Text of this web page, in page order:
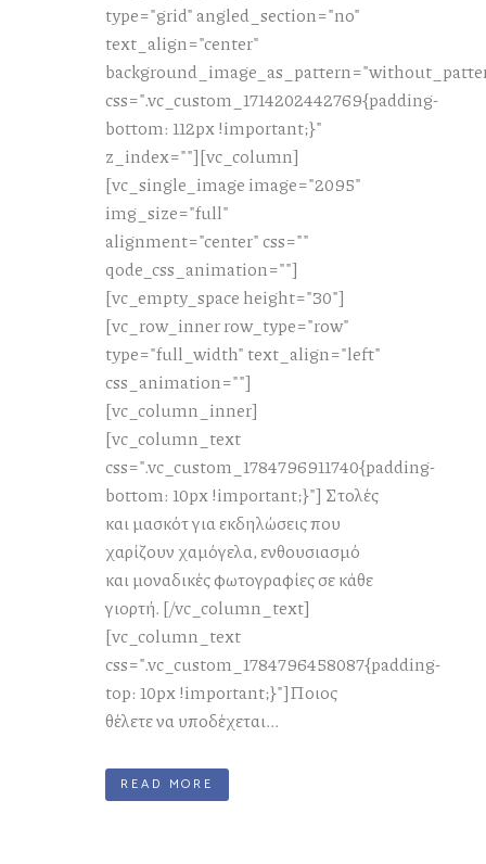
type="grid" angled_section="no"
text_align="center"
css=".vc_custom_1714202442769{padding-
bottom: 112px !important;}"
z_index=""][vc_column]
[vc_single_image image="2095"
img_size="full"
alignment="center" css=""
qode_css_animation=""]
[vc_empty_space height="30"]
[vc_row_inner row_type="row"
type="full_width" text_align="left"
css_animation=""]
[vc_column_inner]
[vc_column_text
css=".vc_custom_1784796911740{padding-
bottom: 10px !important;}"] Στολές
και μασκότ για εκδηλώσεις που
χαρίζουν χαμόγελα, ενθουσιασμό
και μοναδικές φωτογραφίες σε κάθε
γιορτή. [/vc_column_text]
[vc_column_text
css=".vc_custom_1784796458087{padding-
top: 10px !important;}"]Ποιος
θέλετε να υποδέχεται...
READ MORE